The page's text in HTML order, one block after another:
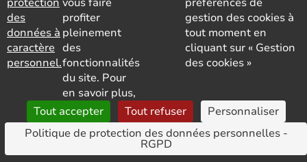
Initiation au décret tertiaire et décret BACS
Introduction à la construction bois
Isolation thermique par l’extérieur : les enduits
des
données à
caractère
personnel.
profiter
pleinement
des
fonctionnalités
du site. Pour
en savoir plus,
gestion des cookies à
tout moment en
cliquant sur « Gestion
des cookies »
Tout accepter Tout refuser
Personnaliser
Politique de protection des données personnelles -
RGPD